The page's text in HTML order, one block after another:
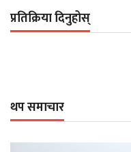
प्रतिक्रिया दिनुहोस्
थप समाचार